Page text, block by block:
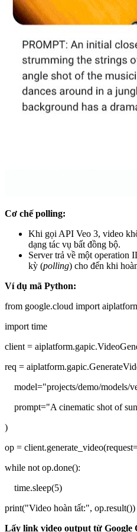
Cơ chế polling:
Khi gọi API Veo 3, video
dạng tác vụ bất đồng bộ.
Server trả về một operation
kỳ (polling) cho đến khi
Ví dụ mã Python:
from google.cloud import
import time
client =
req =
model="projects/demo/models/
prompt="A cinematic shot of
)
op =
while not op.done():
time.sleep(5)
print("Video hoàn tất:", op.result())
Lấy link video output từ Google